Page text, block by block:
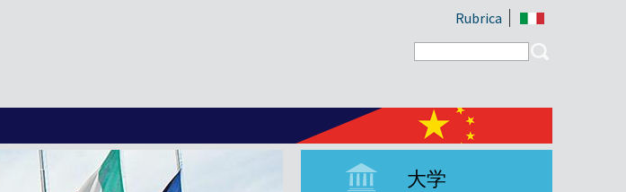
Rubrica
Search form
大学